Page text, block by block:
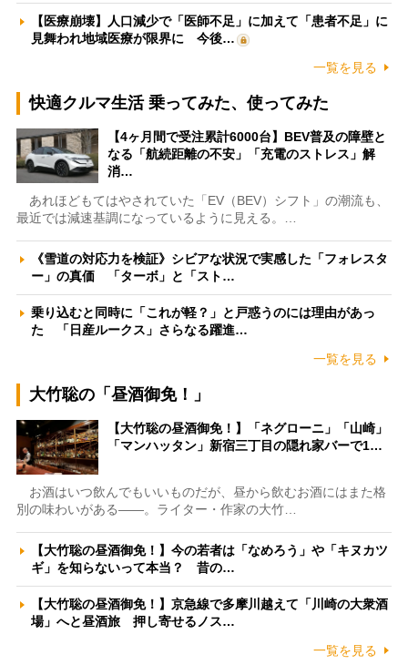
【医療崩壊】人口減少で「医師不足」に加えて「患者不足」に
見舞われ地域医療が限界に 今後…
一覧を見る
快適クルマ生活 乗ってみた、使ってみた
【4ヶ月間で受注累計6000台】BEV普及の障壁と
なる「航続距離の不安」「充電のストレス」解
消…
あれほどもてはやされていた「EV（BEV）シフト」の潮流も、
最近では減速基調になっているように見える。…
《雪道の対応力を検証》シビアな状況で実感した「フォレスタ
ー」の真価 「ターボ」と「スト…
乗り込むと同時に「これが軽？」と戸惑うのには理由があっ
た 「日産ルークス」さらなる躍進…
一覧を見る
大竹聡の「昼酒御免！」
【大竹聡の昼酒御免！】「ネグローニ」「山崎」
「マンハッタン」新宿三丁目の隠れ家バーで1…
お酒はいつ飲んでもいいものだが、昼から飲むお酒にはまた格
別の味わいがある――。ライター・作家の大竹…
【大竹聡の昼酒御免！】今の若者は「なめろう」や「キヌカツ
ギ」を知らないって本当？ 昔の…
【大竹聡の昼酒御免！】京急線で多摩川越えて「川崎の大衆酒
場」へと昼酒旅 押し寄せるノス…
一覧を見る